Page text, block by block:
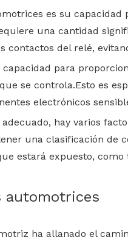
es su
una cantidad
contactos del relé,
para
se controla.Esto es
electrónicos
hay varios
una clasificación
estará expuesto,
automotrices
ha allanado el